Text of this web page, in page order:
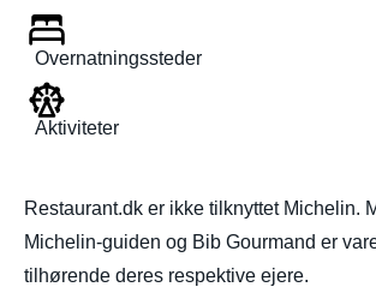
Overnatningssteder
Aktiviteter
Restaurant.dk er ikke tilknyttet Michelin.
Michelin-guiden og Bib Gourmand er
tilhørende deres respektive ejere.